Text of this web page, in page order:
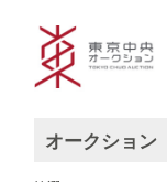
オークション